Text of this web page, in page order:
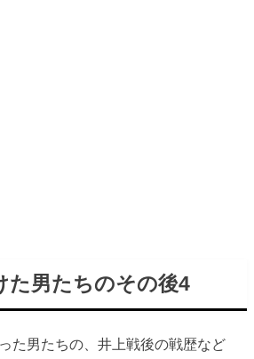
た男たちのその後4
た男たちの、井上戦後の戦歴など